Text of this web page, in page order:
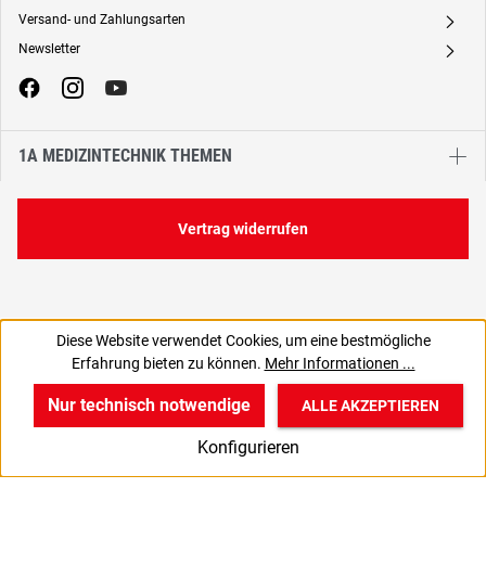
7,90 €
Versand- und Zahlungsarten A
Newsletter A
1A MEDIZINTECHNIK THEMEN
Vertrag widerrufen
Diese Website verwendet Cookies, um eine bestmögliche
Erfahrung bieten zu können. Mehr Informationen ...
Nur technisch notwendige
Konfigurieren
ALLE AKZEPTIEREN
v
Produkte
B